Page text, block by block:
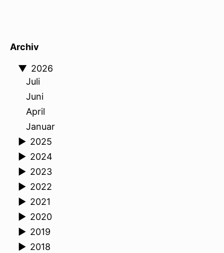
Archiv
▼ 2026
Juli
Juni
April
Januar
► 2025
► 2024
► 2023
► 2022
► 2021
► 2020
► 2019
► 2018